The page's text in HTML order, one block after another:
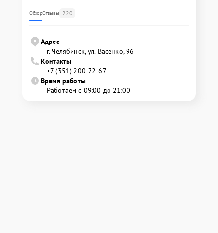
ОбзорОтзывы 220
Адрес
г. Челябинск, ул. Васенко, 96
Контакты
+7 (351) 200-72-67
Время работы
Работаем с 09:00 до 21:00